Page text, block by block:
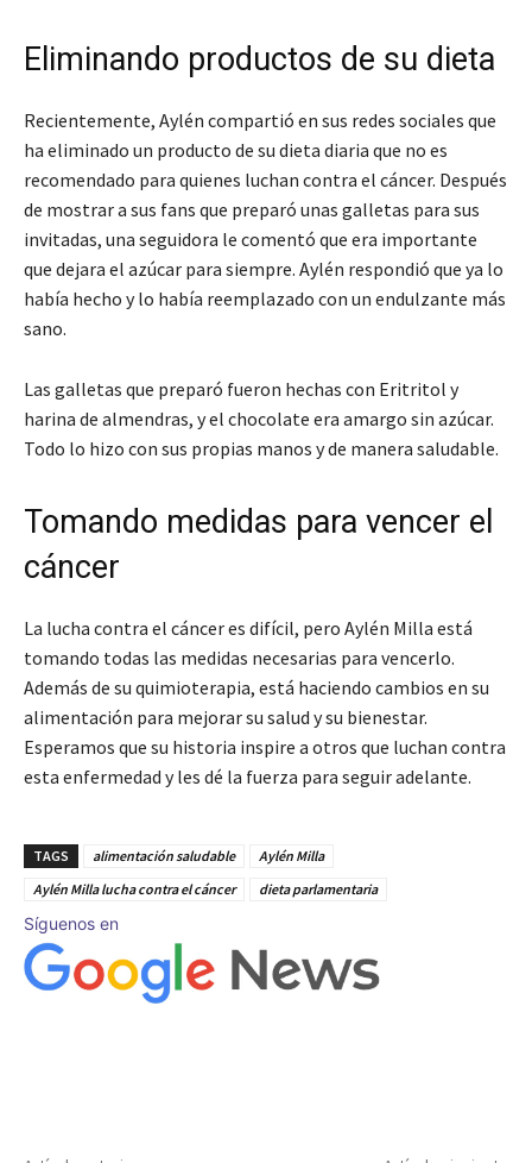
Eliminando productos de su dieta
Recientemente, Aylén compartió en sus redes sociales que
ha eliminado un producto de su dieta diaria que no es
recomendado para quienes luchan contra el cáncer. Después
de mostrar a sus fans que preparó unas galletas para sus
invitadas, una seguidora le comentó que era importante
que dejara el azúcar para siempre. Aylén respondió que ya lo
había hecho y lo había reemplazado con un endulzante más
sano.
Las galletas que preparó fueron hechas con Eritritol y
harina de almendras, y el chocolate era amargo sin azúcar.
Todo lo hizo con sus propias manos y de manera saludable.
Tomando medidas para vencer el
cáncer
La lucha contra el cáncer es difícil, pero Aylén Milla está
tomando todas las medidas necesarias para vencerlo.
Además de su quimioterapia, está haciendo cambios en su
alimentación para mejorar su salud y su bienestar.
Esperamos que su historia inspire a otros que luchan contra
esta enfermedad y les dé la fuerza para seguir adelante.
TAGS alimentación saludable
Aylén Milla
Aylén Milla lucha contra el cáncer
dieta parlamentaria
Síguenos en